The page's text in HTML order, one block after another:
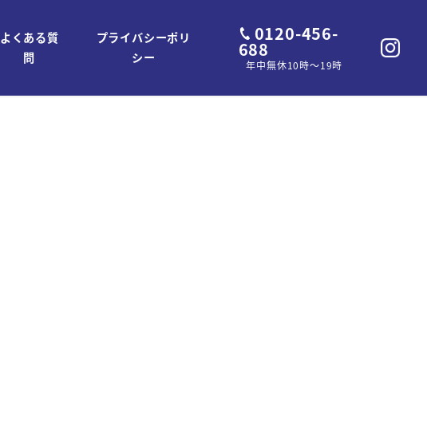
よくある質
問
プライバシーポリ
シー
0120-456-
688
年中無休10時～19時